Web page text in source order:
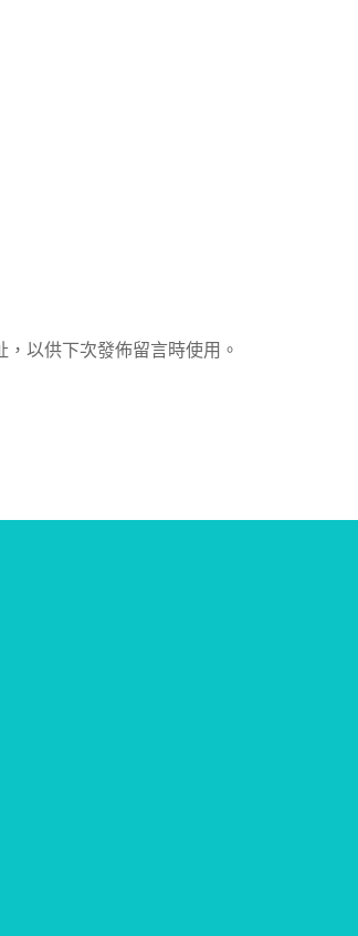
以供下次發佈留言時使用。